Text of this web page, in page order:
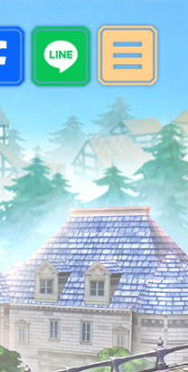
最新消息
遊戲指南
帳號註冊
下載專區
遊戲儲值